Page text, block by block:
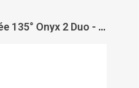
Barre d'appui coudée 135° Onyx 2 Duo - AKW